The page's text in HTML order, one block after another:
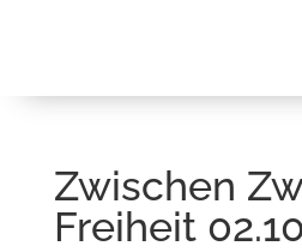
Zwischen
Freiheit